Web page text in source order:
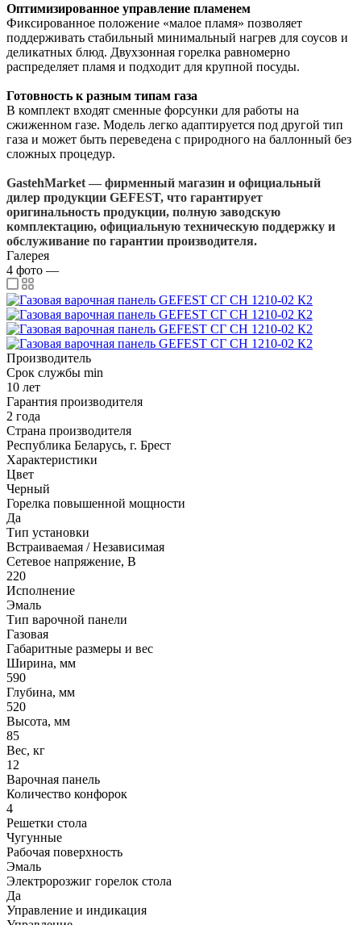
Оптимизированное управление пламенем
Фиксированное положение «малое пламя» позволяет
поддерживать стабильный минимальный нагрев для соусов и
деликатных блюд. Двухзонная горелка равномерно
распределяет пламя и подходит для крупной посуды.
Готовность к разным типам газа
В комплект входят сменные форсунки для работы на
сжиженном газе. Модель легко адаптируется под другой тип
газа и может быть переведена с природного на баллонный без
сложных процедур.
GastehMarket — фирменный магазин и официальный
дилер продукции GEFEST, что гарантирует
оригинальность продукции, полную заводскую
комплектацию, официальную техническую поддержку и
обслуживание по гарантии производителя.
Галерея
4 фото —
Производитель
Срок службы min
10 лет
Гарантия производителя
2 года
Страна производителя
Республика Беларусь, г. Брест
Характеристики
Цвет
Черный
Горелка повышенной мощности
Да
Тип установки
Встраиваемая / Независимая
Сетевое напряжение, В
220
Исполнение
Эмаль
Тип варочной панели
Газовая
Габаритные размеры и вес
Ширина, мм
590
Глубина, мм
520
Высота, мм
85
Вес, кг
12
Варочная панель
Количество конфорок
4
Решетки стола
Чугунные
Рабочая поверхность
Эмаль
Электророзжиг горелок стола
Да
Управление и индикация